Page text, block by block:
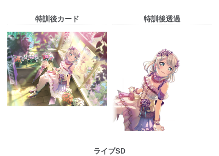
特訓後カード 特訓後透過
ライブSD